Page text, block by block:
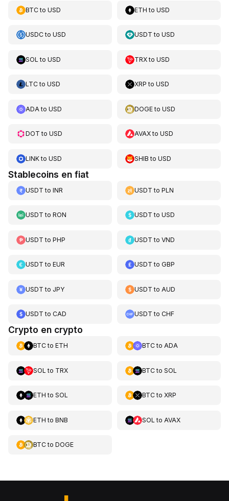
BTCto USD ETH toUSD
USDCto USD USDT toUSD
SOL to USD TRXtoUSD
LTCto USD XRP toUSD
ADA to USD DOGEtoUSD
DOT to USD AVAXtoUSD
LINKto USD SHIB toUSD
Stablecoins en fiat
USDT to INR USDT toPLN
USDT to RON USDT toUSD
USDT to PHP USDT toVND
USDT to EUR USDT toGBP
USDT to JPY USDT to AUD
USDT to CAD USDT toCHF
Crypto en crypto
BTCto ETH BTCto ADA
SOL to TRX BTCto SOL
ETH to SOL BTCto XRP
ETH to BNB SOL to AVAX
BTCto DOGE